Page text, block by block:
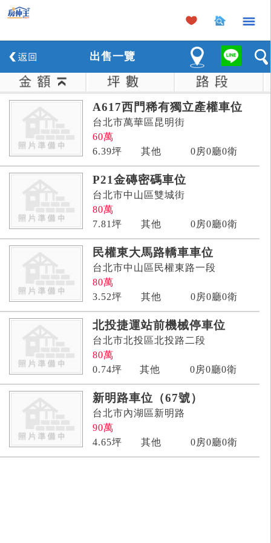
×
出售一覽
A617西門稀有獨立產權車位
台北市萬華區昆明街
60萬
6.39坪 其他 0房0廳0衛
P21金磚密碼車位
台北市中山區雙城街
80萬
7.81 坪 其他 0房0廳0衛
民權東大馬路轎車車位
台北市中山區民權東路一段
80萬
3.52坪 其他 0房0廳0衛
北投捷運站前機械停車位
台北市北投區北投路二段
80萬
0.74坪 其他 0房0廳0衛
新明路車位（67號）
台北市內湖區新明路
90萬
4.65坪 其他 0房0廳0衛